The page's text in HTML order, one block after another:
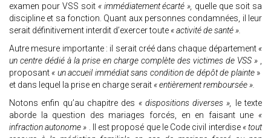
examen pour VSS soit « immédiatement écarté », quelle que soit sa
discipline et sa fonction. Quant aux personnes condamnées, il leur
serait définitivement interdit d’exercer toute « activité de santé ».
Autre mesure importante : il serait créé dans chaque département «
un centre dédié à la prise en charge complète des victimes de VSS » ,
proposant « un accueil immédiat sans condition de dépôt de plainte »
et dans lequel la prise en charge serait « entièrement remboursée ».
Notons enfin qu’au chapitre des « dispositions diverses », le texte
aborde la question des mariages forcés, en en faisant une «
infraction autonome » . Il est proposé que le Code civil interdise « tout